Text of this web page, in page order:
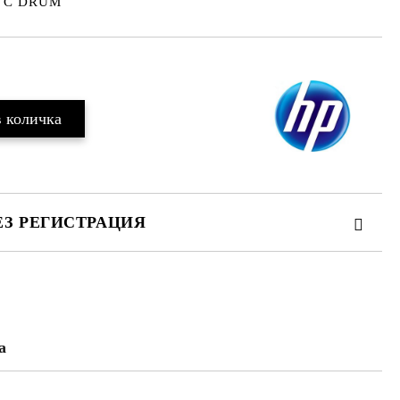
РЕГИСТРАЦИЯ
на работния ден.